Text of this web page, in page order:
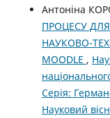
Антоніна
ПРОЦЕСУ
НАУКОВО-
MOODLE ,
Серія:
Науковий